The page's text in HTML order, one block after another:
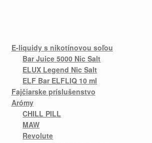
E-liquidy s nikotínovou soľou
Bar Juice 5000 Nic Salt
ELUX Legend Nic Salt
ELF Bar ELFLIQ 10 ml
Fajčiarske príslušenstvo
Arómy
CHILL PILL
MAW
Revolute